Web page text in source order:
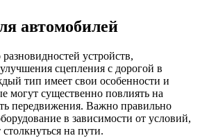
автомобилей
устройств,
сцепления с дорогой в
тип имеет свои особенности и
могут существенно повлиять на
передвижения. Важно правильно
в зависимости от условий,
на пути.